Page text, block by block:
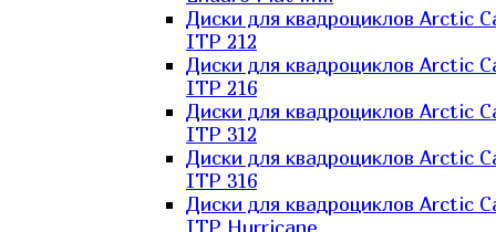
Диски для квадроциклов Arctic
ITP 212
Диски для квадроциклов Arctic
ITP 216
Диски для квадроциклов Arctic
ITP 312
Диски для квадроциклов Arctic
ITP 316
Диски для квадроциклов Arctic
ITP Hurricane